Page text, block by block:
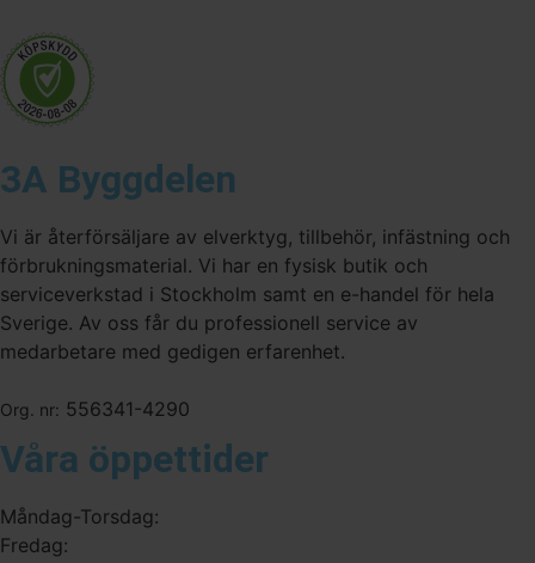
3A Byggdelen
Vi är återförsäljare av elverktyg, tillbehör, infästning och
förbrukningsmaterial. Vi har en fysisk butik och
serviceverkstad i Stockholm samt en e-handel för hela
Sverige. Av oss får du professionell service av
medarbetare med gedigen erfarenhet.
Org. nr: 556341-4290
Våra öppettider
Måndag-Torsdag:
Fredag: